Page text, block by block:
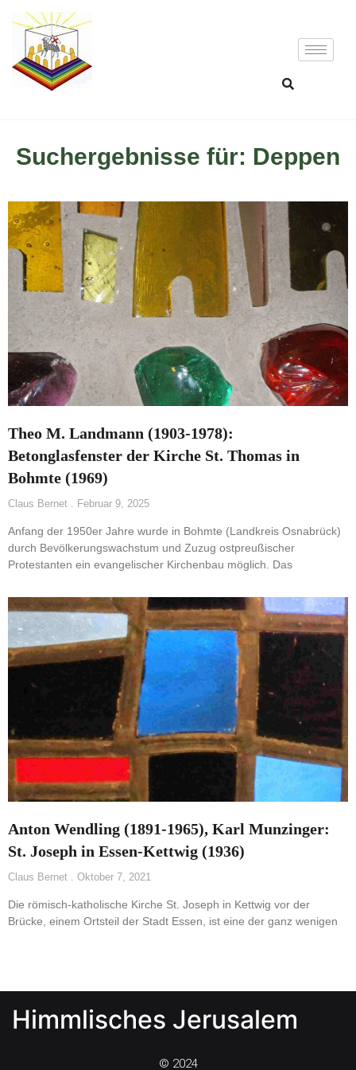
Suchergebnisse für: Deppen
Theo M. Landmann (1903-1978):
Betonglasfenster der Kirche St. Thomas in
Bohmte (1969)
Claus Bernet Februar 9, 2025
Anfang der 1950er Jahre wurde in Bohmte (Landkreis Osnabrück)
durch Bevölkerungswachstum und Zuzug ostpreußischer
Protestanten ein evangelischer Kirchenbau möglich. Das
Anton Wendling (1891-1965), Karl Munzinger:
St. Joseph in Essen-Kettwig (1936)
Claus Bernet Oktober 7, 2021
Die römisch-katholische Kirche St. Joseph in Kettwig vor der
Brücke, einem Ortsteil der Stadt Essen, ist eine der ganz wenigen
Himmlisches Jerusalem
© 2024